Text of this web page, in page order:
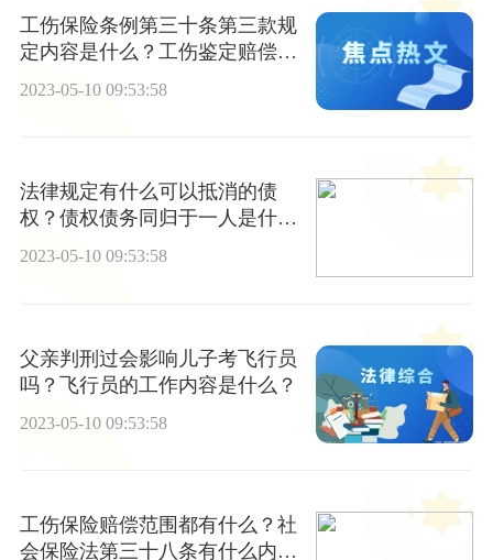
工伤保险条例第三十条第三款规
定内容是什么？工伤鉴定赔偿标
2023-05-10 09:53:58
法律规定有什么可以抵消的债
权？债权债务同归于一人是什么
意思？
2023-05-10 09:53:58
父亲判刑过会影响儿子考飞行员
吗？飞行员的工作内容是什么？
2023-05-10 09:53:58
工伤保险赔偿范围都有什么？社
会保险法第三十八条有什么内